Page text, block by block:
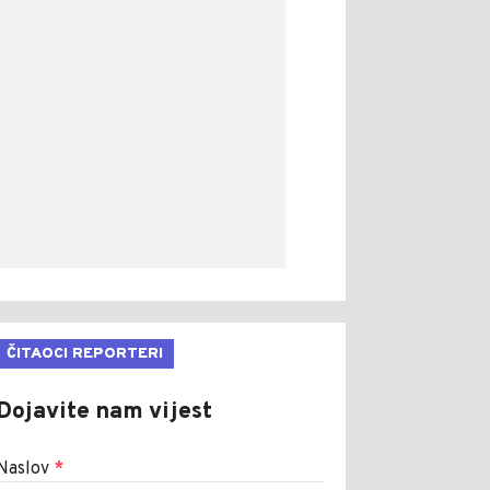
ČITAOCI REPORTERI
nam vijest
*